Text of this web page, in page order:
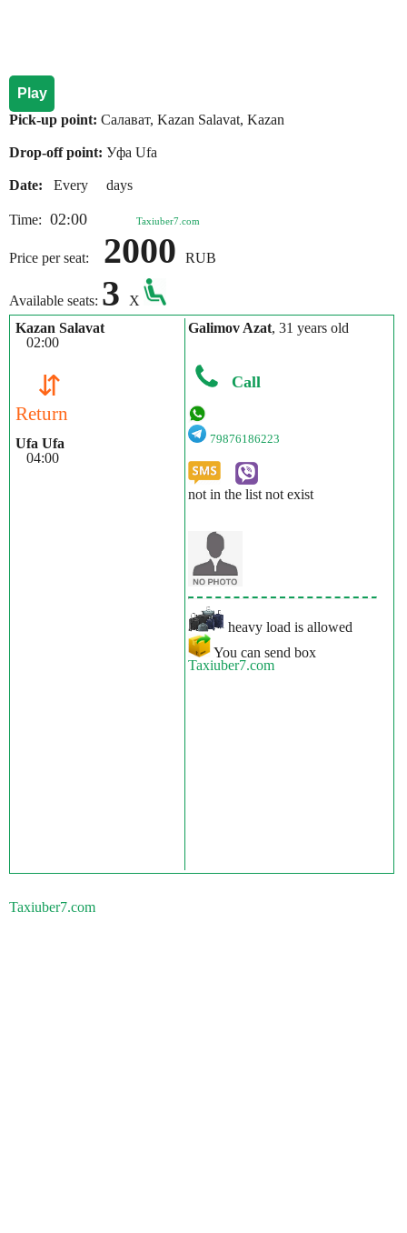
Play
Pick-up point: Салават, Kazan Salavat, Kazan
Drop-off point: Уфа Ufa
Date: Every days
Time: 02:00 Taxiuber7.com
Price per seat: 2000 RUB
Available seats: 3
X
Kazan Salavat
02:00
⇵
Return
Ufa Ufa
04:00
Galimov Azat, 31 years old
Call
79876186223
not in the list not exist
heavy load is allowed
You can send box
Taxiuber7.com
Taxiuber7.com